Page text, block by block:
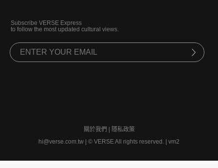
Subscribe VERSE Express
to follow the most updated cultural views.
關於我們
隱私政策
hi@verse.com.tw
© VERSE All rights reserved. | vm2